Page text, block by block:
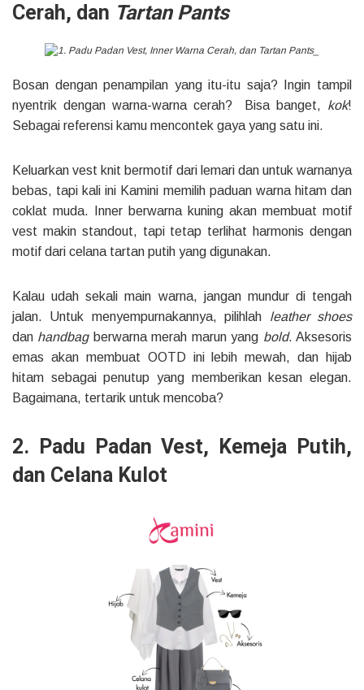
Cerah, dan Tartan Pants
Bosan dengan penampilan yang itu-itu saja? Ingin tampil
nyentrik dengan warna-warna cerah? Bisa banget, kok!
Sebagai referensi kamu mencontek gaya yang satu ini.
Keluarkan vest knit bermotif dari lemari dan untuk warnanya
bebas, tapi kali ini Kamini memilih paduan warna hitam dan
coklat muda. Inner berwarna kuning akan membuat motif
vest makin standout, tapi tetap terlihat harmonis dengan
motif dari celana tartan putih yang digunakan.
Kalau udah sekali main warna, jangan mundur di tengah
jalan. Untuk menyempurnakannya, pilihlah leather shoes
dan handbag berwarna merah marun yang bold. Aksesoris
emas akan membuat OOTD ini lebih mewah, dan hijab
hitam sebagai penutup yang memberikan kesan elegan.
Bagaimana, tertarik untuk mencoba?
2. Padu Padan Vest, Kemeja Putih,
dan Celana Kulot